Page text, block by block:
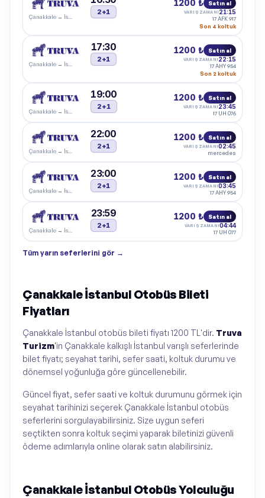
Çanakkale → İstanbul
2+1
1200 ₺ Satın al
VARIŞ ZAMANI 21:15
17 AFK 917
Son 4 koltuk
Çanakkale → İstanbul
17:30
2+1
1200 ₺ Satın al
VARIŞ ZAMANI 22:15
17 AHY 954
Son 2 koltuk
Çanakkale → İstanbul
19:00
2+1
1200 ₺ Satın al
VARIŞ ZAMANI 23:45
17 UH 076
Çanakkale → İstanbul
22:00
2+1
1200 ₺ Satın al
VARIŞ ZAMANI02:45
mercedes
Çanakkale → İstanbul
23:00
2+1
1200 ₺ Satın al
VARIŞ ZAMANI03:45
17 AHY 954
Çanakkale → İstanbul
23:59
2+1
1200 ₺ Satın al
VARIŞ ZAMANI04:44
17 UH 077
Tüm yarın seferlerini gör →
Çanakkale İstanbul Otobüs Bileti
Fiyatları
Çanakkale İstanbul otobüs bileti fiyatı 1200 TL'dir. Truva
Turizm'in Çanakkale kalkışlı İstanbul varışlı seferlerinde
bilet fiyatı; seyahat tarihi, sefer saati, koltuk durumu ve
dönemsel yoğunluğa göre güncellenebilir.
Güncel fiyat, sefer saati ve koltuk durumunu görmek için
seyahat tarihinizi seçerek Çanakkale İstanbul otobüs
seferlerini sorgulayabilirsiniz. Size uygun seferi
seçtikten sonra koltuk seçimi yaparak biletinizi güvenli
ödeme adımlarıyla online olarak satın alabilirsiniz.
Çanakkale İstanbul Otobüs Yolculuğu